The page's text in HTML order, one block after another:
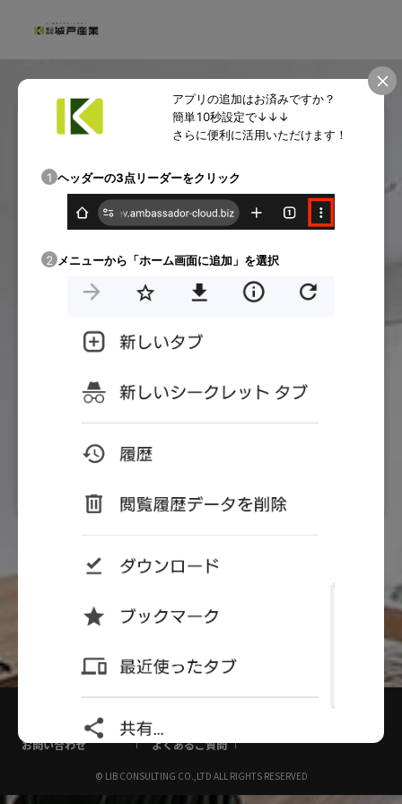
パスワードを忘れてしまった方
ログインにお困りの方
オーナーズクラブとは 利用規約
お問い合わせ
よくあるご質問
© LIB CONSULTING CO.,LTD ALL RIGHTS RESERVED
アプリの追加はお済みですか？
簡単10秒設定で↓↓↓
さらに便利に活用いただけます！
1 ヘッダーの3点リーダーをクリック
2 メニューから「ホーム画面に追加」を選択